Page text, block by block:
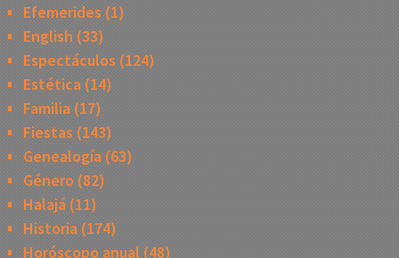
Efemerides (1)
English (33)
Espectáculos (124)
Estética(14)
Familia(17)
Fiestas (143)
Genealogía(63)
Género (82)
Halajá(11)
Historia(174)
Horóscopo anual (48)